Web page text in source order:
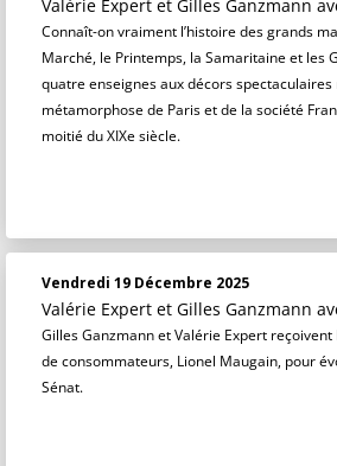
Valérie Expert et Gilles Ganzmann
Connaît-on vraiment l’histoire des grands
Marché, le Printemps, la Samaritaine et les
quatre enseignes aux décors
métamorphose de Paris et de la société
moitié du XIXe siècle.
Vendredi 19 Décembre 2025
Valérie Expert et Gilles Ganzmann
Gilles Ganzmann et Valérie Expert
de consommateurs, Lionel Maugain, pour
Sénat.